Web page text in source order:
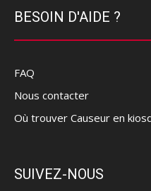
BESOIN D'AIDE ?
FAQ
Nous contacter
Où trouver Causeur en
SUIVEZ-NOUS